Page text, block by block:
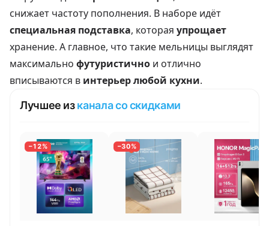
снижает частоту пополнения. В наборе идёт
специальная подставка, которая упрощает
хранение. А главное, что такие мельницы выглядят
максимально футуристично и отлично
вписываются в интерьер любой кухни.
Лучшее изканала со скидками
−12% −30%